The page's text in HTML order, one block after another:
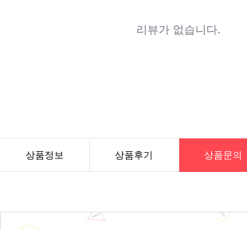
상품정보 상품후기 상품문의